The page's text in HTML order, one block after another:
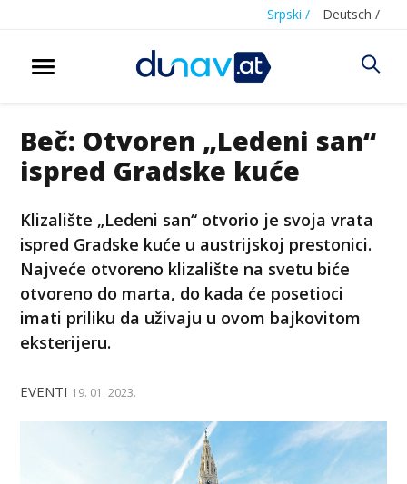
Srpski / Deutsch /
Beč: Otvoren „Ledeni san“
ispred Gradske kuće
Klizalište „Ledeni san“ otvorio je svoja vrata
ispred Gradske kuće u austrijskoj prestonici.
Najveće otvoreno klizalište na svetu biće
otvoreno do marta, do kada će posetioci
imati priliku da uživaju u ovom bajkovitom
eksterijeru.
EVENTI 19. 01. 2023.